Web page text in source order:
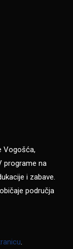
Vogošća,
programe na
i zabave.
područja